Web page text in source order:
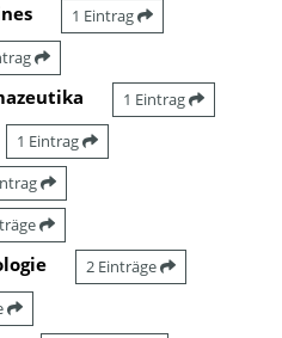
1 Eintrag
1 Eintrag
1 Eintrag
2 Einträge